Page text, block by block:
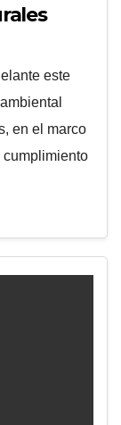
este
en el marco
cumplimiento